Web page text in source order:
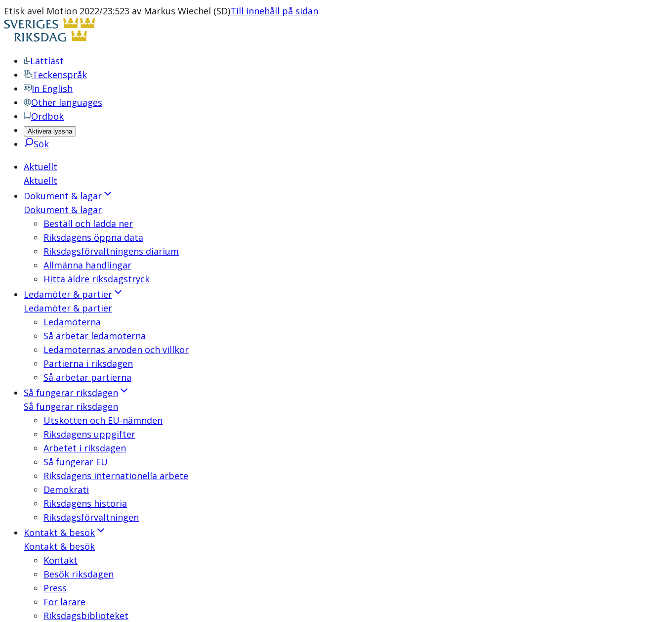
Etisk avel Motion 2022/23:523 av Markus Wiechel (SD)Till innehåll på sidan
Lättläst
Teckenspråk
In English
Other languages
Ordbok
Aktivera lyssna
Sök
Aktuellt
Aktuellt
Dokument & lagar
Dokument & lagar
Beställ och ladda ner
Riksdagens öppna data
Riksdagsförvaltningens diarium
Allmänna handlingar
Hitta äldre riksdagstryck
Ledamöter & partier
Ledamöter & partier
Ledamöterna
Så arbetar ledamöterna
Ledamöternas arvoden och villkor
Partierna i riksdagen
Så arbetar partierna
Så fungerar riksdagen
Så fungerar riksdagen
Utskotten och EU-nämnden
Riksdagens uppgifter
Arbetet i riksdagen
Så fungerar EU
Riksdagens internationella arbete
Demokrati
Riksdagens historia
Riksdagsförvaltningen
Kontakt & besök
Kontakt & besök
Kontakt
Besök riksdagen
Press
För lärare
Riksdagsbiblioteket